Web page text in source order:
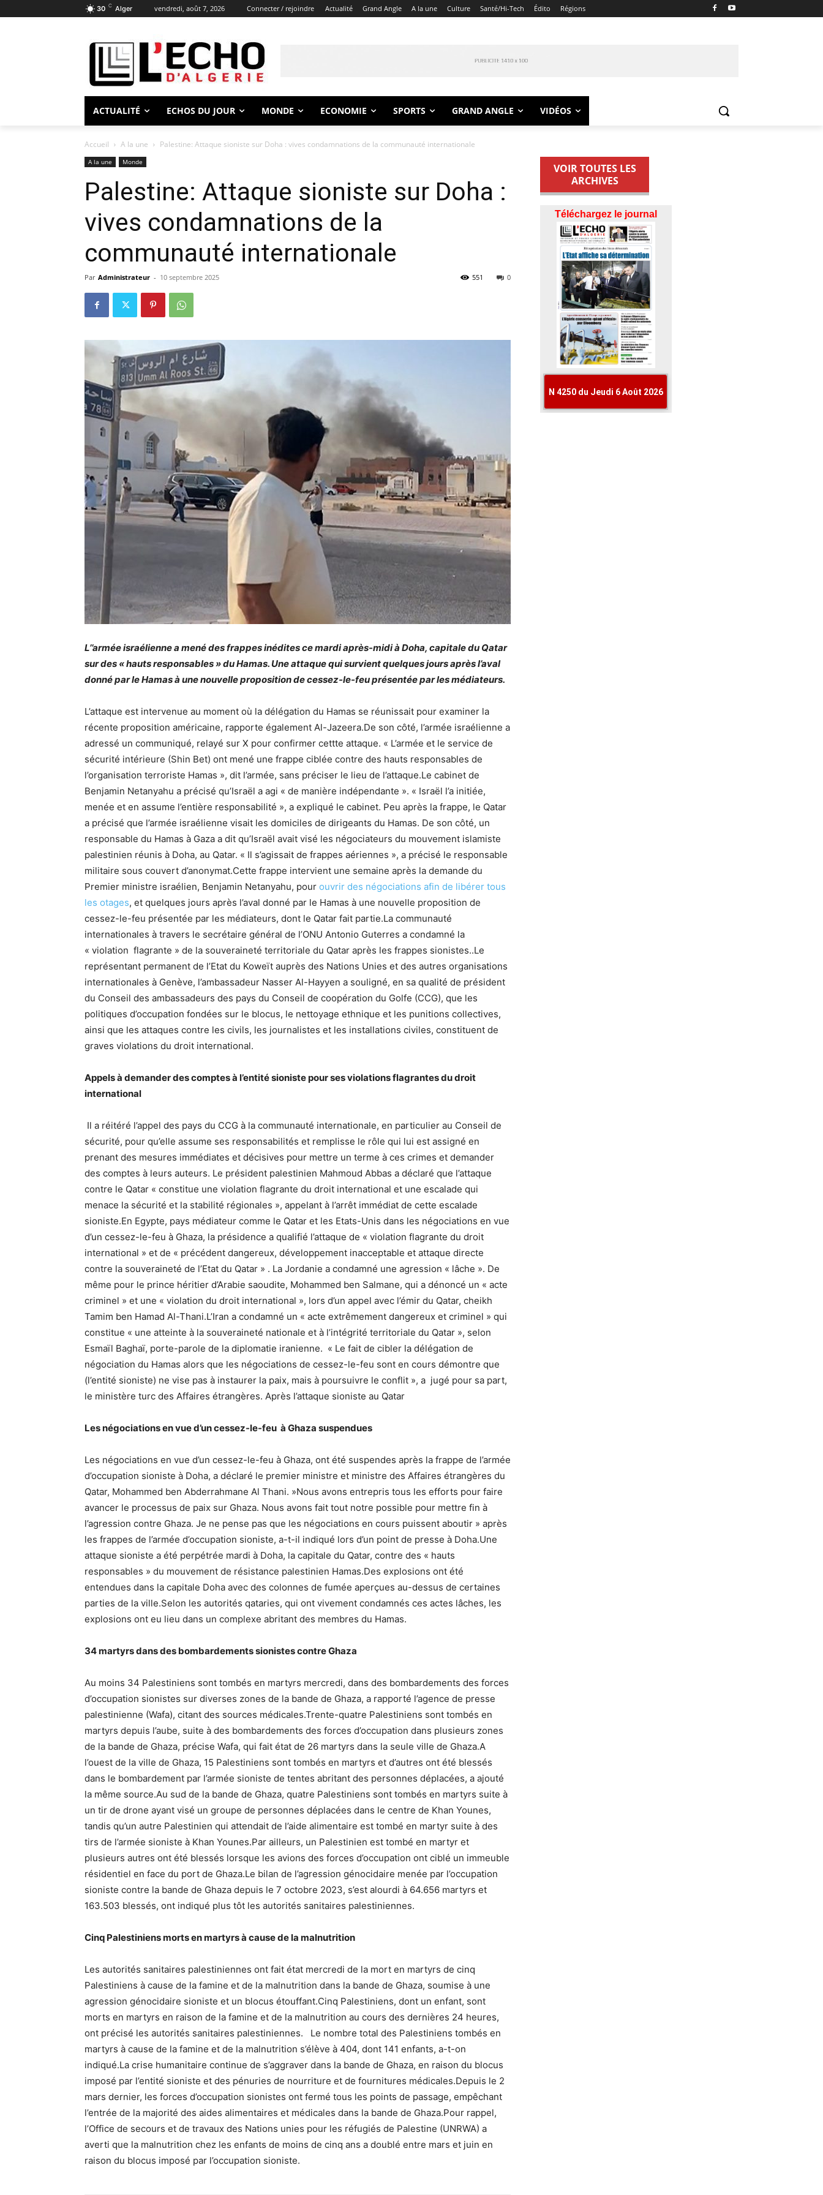
30 C Alger vendredi, août 7, 2026 Connecter / rejoindre Actualité Grand Angle A la une Culture Santé/Hi-Tech Édito Régions
ACTUALITÉ ECHOS DU JOUR MONDE ECONOMIE SPORTS GRAND ANGLE VIDÉOS
Accueil A la une Palestine: Attaque sioniste sur Doha : vives condamnations de la communauté internationale
A la une Monde
Palestine: Attaque sioniste sur Doha :
vives condamnations de la
communauté internationale
Par Administrateur - 10 septembre 2025 0
551
L’’armée israélienne a mené des frappes inédites ce mardi après-midi à Doha, capitale du Qatar
sur des « hauts responsables » du Hamas. Une attaque qui survient quelques jours après l’aval
donné par le Hamas à une nouvelle proposition de cessez-le-feu présentée par les médiateurs.
L’attaque est intervenue au moment où la délégation du Hamas se réunissait pour examiner la
récente proposition américaine, rapporte également Al-Jazeera.De son côté, l’armée israélienne a
adressé un communiqué, relayé sur X pour confirmer cettte attaque. « L’armée et le service de
sécurité intérieure (Shin Bet) ont mené une frappe ciblée contre des hauts responsables de
l’organisation terroriste Hamas », dit l’armée, sans préciser le lieu de l’attaque.Le cabinet de
Benjamin Netanyahu a précisé qu’Israël a agi « de manière indépendante ». « Israël l’a initiée,
menée et en assume l’entière responsabilité », a expliqué le cabinet. Peu après la frappe, le Qatar
a précisé que l’armée israélienne visait les domiciles de dirigeants du Hamas. De son côté, un
responsable du Hamas à Gaza a dit qu’Israël avait visé les négociateurs du mouvement islamiste
palestinien réunis à Doha, au Qatar. « Il s’agissait de frappes aériennes », a précisé le responsable
militaire sous couvert d’anonymat.Cette frappe intervient une semaine après la demande du
Premier ministre israélien, Benjamin Netanyahu, pour ouvrir des négociations afin de libérer tous
les otages, et quelques jours après l’aval donné par le Hamas à une nouvelle proposition de
cessez-le-feu présentée par les médiateurs, dont le Qatar fait partie.La communauté
internationales à travers le secrétaire général de l’ONU Antonio Guterres a condamné la
« violation flagrante » de la souveraineté territoriale du Qatar après les frappes sionistes..Le
représentant permanent de l’Etat du Koweït auprès des Nations Unies et des autres organisations
internationales à Genève, l’ambassadeur Nasser Al-Hayyen a souligné, en sa qualité de président
du Conseil des ambassadeurs des pays du Conseil de coopération du Golfe (CCG), que les
politiques d’occupation fondées sur le blocus, le nettoyage ethnique et les punitions collectives,
ainsi que les attaques contre les civils, les journalistes et les installations civiles, constituent de
graves violations du droit international.
Appels à demander des comptes à l’entité sioniste pour ses violations flagrantes du droit
international
Il a réitéré l’appel des pays du CCG à la communauté internationale, en particulier au Conseil de
sécurité, pour qu’elle assume ses responsabilités et remplisse le rôle qui lui est assigné en
prenant des mesures immédiates et décisives pour mettre un terme à ces crimes et demander
des comptes à leurs auteurs. Le président palestinien Mahmoud Abbas a déclaré que l’attaque
contre le Qatar « constitue une violation flagrante du droit international et une escalade qui
menace la sécurité et la stabilité régionales », appelant à l’arrêt immédiat de cette escalade
sioniste.En Egypte, pays médiateur comme le Qatar et les Etats-Unis dans les négociations en vue
d’un cessez-le-feu à Ghaza, la présidence a qualifié l’attaque de « violation flagrante du droit
international » et de « précédent dangereux, développement inacceptable et attaque directe
contre la souveraineté de l’Etat du Qatar » . La Jordanie a condamné une agression « lâche ». De
même pour le prince héritier d’Arabie saoudite, Mohammed ben Salmane, qui a dénoncé un « acte
criminel » et une « violation du droit international », lors d’un appel avec l’émir du Qatar, cheikh
Tamim ben Hamad Al-Thani.L’Iran a condamné un « acte extrêmement dangereux et criminel » qui
constitue « une atteinte à la souveraineté nationale et à l’intégrité territoriale du Qatar », selon
Esmaïl Baghaï, porte-parole de la diplomatie iranienne. « Le fait de cibler la délégation de
négociation du Hamas alors que les négociations de cessez-le-feu sont en cours démontre que
(l’entité sioniste) ne vise pas à instaurer la paix, mais à poursuivre le conflit », a jugé pour sa part,
le ministère turc des Affaires étrangères. Après l’attaque sioniste au Qatar
Les négociations en vue d’un cessez-le-feu à Ghaza suspendues
Les négociations en vue d’un cessez-le-feu à Ghaza, ont été suspendes après la frappe de l’armée
d’occupation sioniste à Doha, a déclaré le premier ministre et ministre des Affaires étrangères du
Qatar, Mohammed ben Abderrahmane Al Thani. »Nous avons entrepris tous les efforts pour faire
avancer le processus de paix sur Ghaza. Nous avons fait tout notre possible pour mettre fin à
l’agression contre Ghaza. Je ne pense pas que les négociations en cours puissent aboutir » après
les frappes de l’armée d’occupation sioniste, a-t-il indiqué lors d’un point de presse à Doha.Une
attaque sioniste a été perpétrée mardi à Doha, la capitale du Qatar, contre des « hauts
responsables » du mouvement de résistance palestinien Hamas.Des explosions ont été
entendues dans la capitale Doha avec des colonnes de fumée aperçues au-dessus de certaines
parties de la ville.Selon les autorités qataries, qui ont vivement condamnés ces actes lâches, les
explosions ont eu lieu dans un complexe abritant des membres du Hamas.
34 martyrs dans des bombardements sionistes contre Ghaza
Au moins 34 Palestiniens sont tombés en martyrs mercredi, dans des bombardements des forces
d’occupation sionistes sur diverses zones de la bande de Ghaza, a rapporté l’agence de presse
palestinienne (Wafa), citant des sources médicales.Trente-quatre Palestiniens sont tombés en
martyrs depuis l’aube, suite à des bombardements des forces d’occupation dans plusieurs zones
de la bande de Ghaza, précise Wafa, qui fait état de 26 martyrs dans la seule ville de Ghaza.A
l’ouest de la ville de Ghaza, 15 Palestiniens sont tombés en martyrs et d’autres ont été blessés
dans le bombardement par l’armée sioniste de tentes abritant des personnes déplacées, a ajouté
la même source.Au sud de la bande de Ghaza, quatre Palestiniens sont tombés en martyrs suite à
un tir de drone ayant visé un groupe de personnes déplacées dans le centre de Khan Younes,
tandis qu’un autre Palestinien qui attendait de l’aide alimentaire est tombé en martyr suite à des
tirs de l’armée sioniste à Khan Younes.Par ailleurs, un Palestinien est tombé en martyr et
plusieurs autres ont été blessés lorsque les avions des forces d’occupation ont ciblé un immeuble
résidentiel en face du port de Ghaza.Le bilan de l’agression génocidaire menée par l’occupation
sioniste contre la bande de Ghaza depuis le 7 octobre 2023, s’est alourdi à 64.656 martyrs et
163.503 blessés, ont indiqué plus tôt les autorités sanitaires palestiniennes.
Cinq Palestiniens morts en martyrs à cause de la malnutrition
Les autorités sanitaires palestiniennes ont fait état mercredi de la mort en martyrs de cinq
Palestiniens à cause de la famine et de la malnutrition dans la bande de Ghaza, soumise à une
agression génocidaire sioniste et un blocus étouffant.Cinq Palestiniens, dont un enfant, sont
morts en martyrs en raison de la famine et de la malnutrition au cours des dernières 24 heures,
ont précisé les autorités sanitaires palestiniennes. Le nombre total des Palestiniens tombés en
martyrs à cause de la famine et de la malnutrition s’élève à 404, dont 141 enfants, a-t-on
indiqué.La crise humanitaire continue de s’aggraver dans la bande de Ghaza, en raison du blocus
imposé par l’entité sioniste et des pénuries de nourriture et de fournitures médicales.Depuis le 2
mars dernier, les forces d’occupation sionistes ont fermé tous les points de passage, empêchant
l’entrée de la majorité des aides alimentaires et médicales dans la bande de Ghaza.Pour rappel,
l’Office de secours et de travaux des Nations unies pour les réfugiés de Palestine (UNRWA) a
averti que la malnutrition chez les enfants de moins de cinq ans a doublé entre mars et juin en
raison du blocus imposé par l’occupation sioniste.
VOIR TOUTES LES
ARCHIVES